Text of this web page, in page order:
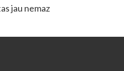
jau nemaz